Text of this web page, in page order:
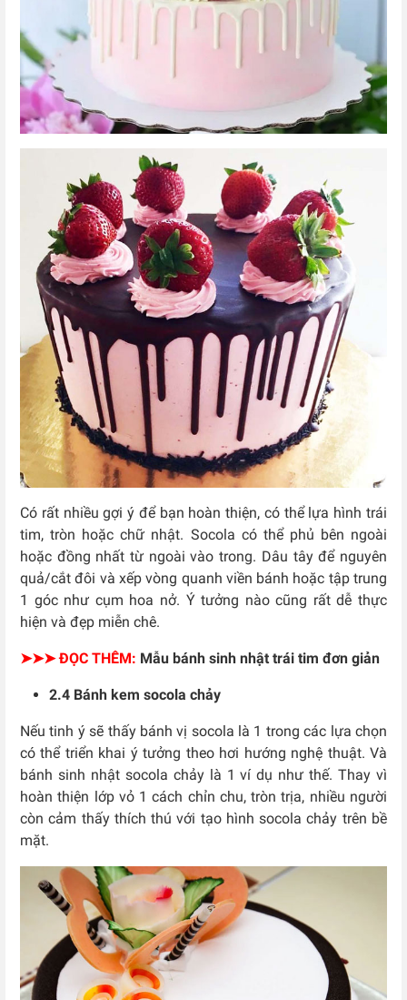
Có rất nhiều gợi ý để bạn hoàn thiện, có thể lựa hình trái
tim, tròn hoặc chữ nhật. Socola có thể phủ bên ngoài
hoặc đồng nhất từ ngoài vào trong. Dâu tây để nguyên
quả/cắt đôi và xếp vòng quanh viền bánh hoặc tập trung
1 góc như cụm hoa nở. Ý tưởng nào cũng rất dễ thực
hiện và đẹp miễn chê.
➤➤➤ ĐỌC THÊM: Mẫu bánh sinh nhật trái tim đơn giản
2.4 Bánh kem socola chảy
Nếu tinh ý sẽ thấy bánh vị socola là 1 trong các lựa chọn
có thể triển khai ý tưởng theo hơi hướng nghệ thuật. Và
bánh sinh nhật socola chảy là 1 ví dụ như thế. Thay vì
hoàn thiện lớp vỏ 1 cách chỉn chu, tròn trịa, nhiều người
còn cảm thấy thích thú với tạo hình socola chảy trên bề
mặt.